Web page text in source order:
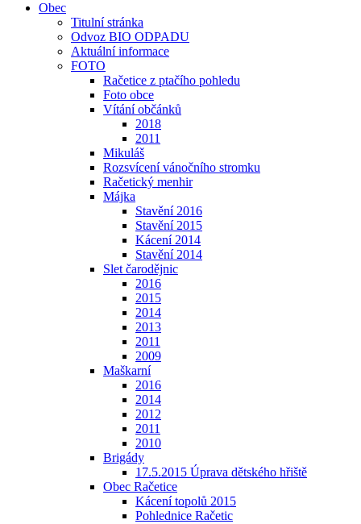
Obec
Titulní stránka
Odvoz BIO ODPADU
Aktuální informace
FOTO
Račetice z ptačího pohledu
Foto obce
Vítání občánků
2018
2011
Mikuláš
Rozsvícení vánočního stromku
Račetický menhir
Májka
Stavění 2016
Stavění 2015
Kácení 2014
Stavění 2014
Slet čarodějnic
2016
2015
2014
2013
2011
2009
Maškarní
2016
2014
2012
2011
2010
Brigády
17.5.2015 Úprava dětského hřiště
Obec Račetice
Kácení topolů 2015
Pohlednice Račetic